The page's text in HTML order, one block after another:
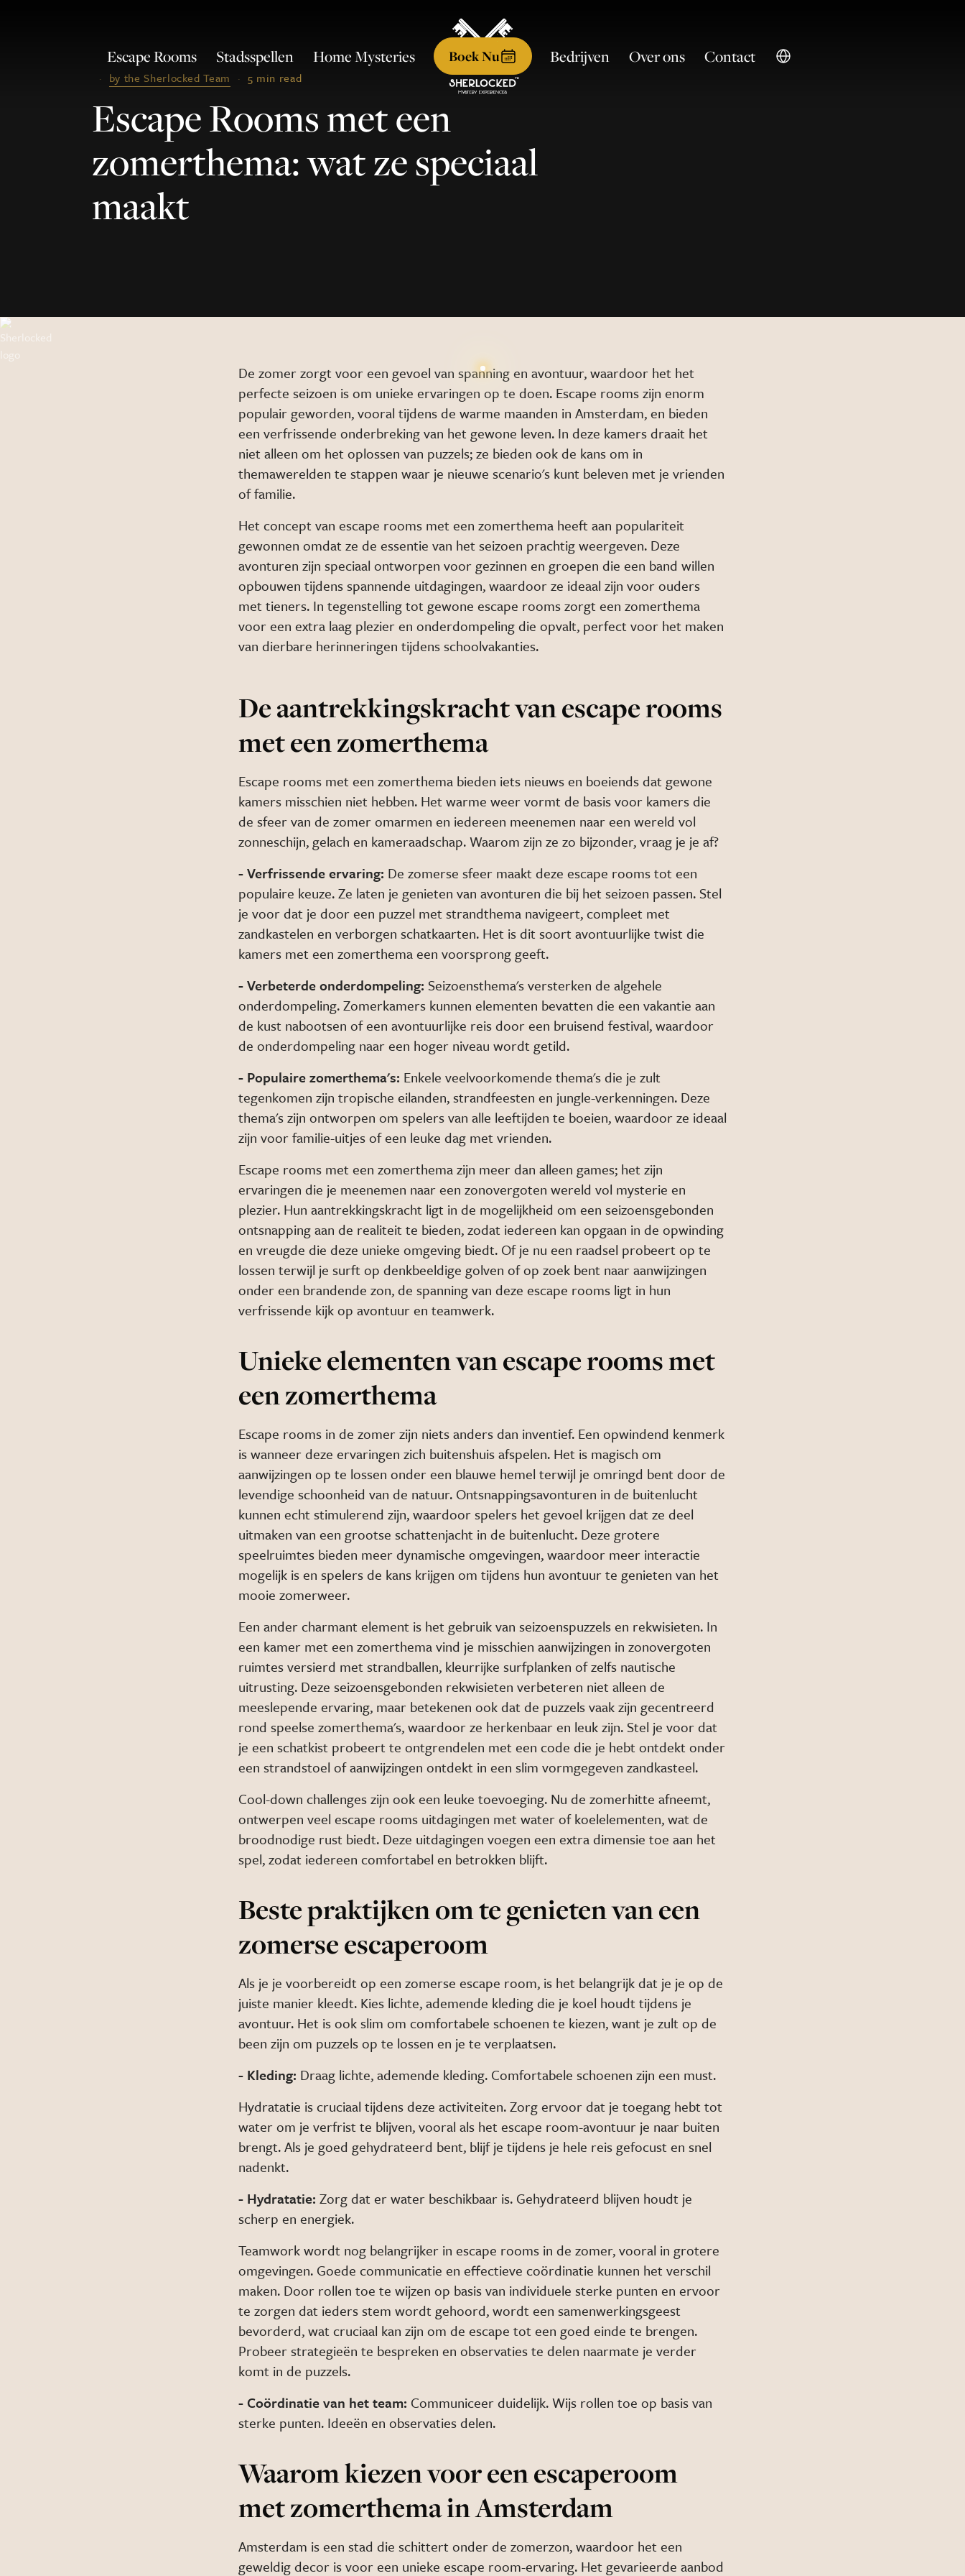
Escape Rooms Stadsspellen Home Mysteries Bedrijven Over ons Contact
Boek Nu
· by the Sherlocked Team · 5 min read
Escape Rooms met een
zomerthema: wat ze speciaal
maakt
De zomer zorgt voor een gevoel van spanning en avontuur, waardoor het het
perfecte seizoen is om unieke ervaringen op te doen. Escape rooms zijn enorm
populair geworden, vooral tijdens de warme maanden in Amsterdam, en bieden
een verfrissende onderbreking van het gewone leven. In deze kamers draait het
niet alleen om het oplossen van puzzels; ze bieden ook de kans om in
themawerelden te stappen waar je nieuwe scenario's kunt beleven met je vrienden
of familie.
Het concept van escape rooms met een zomerthema heeft aan populariteit
gewonnen omdat ze de essentie van het seizoen prachtig weergeven. Deze
avonturen zijn speciaal ontworpen voor gezinnen en groepen die een band willen
opbouwen tijdens spannende uitdagingen, waardoor ze ideaal zijn voor ouders
met tieners. In tegenstelling tot gewone escape rooms zorgt een zomerthema
voor een extra laag plezier en onderdompeling die opvalt, perfect voor het maken
van dierbare herinneringen tijdens schoolvakanties.
De aantrekkingskracht van escape rooms
met een zomerthema
Escape rooms met een zomerthema bieden iets nieuws en boeiends dat gewone
kamers misschien niet hebben. Het warme weer vormt de basis voor kamers die
de sfeer van de zomer omarmen en iedereen meenemen naar een wereld vol
zonneschijn, gelach en kameraadschap. Waarom zijn ze zo bijzonder, vraag je je af?
- Verfrissende ervaring: De zomerse sfeer maakt deze escape rooms tot een
populaire keuze. Ze laten je genieten van avonturen die bij het seizoen passen. Stel
je voor dat je door een puzzel met strandthema navigeert, compleet met
zandkastelen en verborgen schatkaarten. Het is dit soort avontuurlijke twist die
kamers met een zomerthema een voorsprong geeft.
- Verbeterde onderdompeling: Seizoensthema's versterken de algehele
onderdompeling. Zomerkamers kunnen elementen bevatten die een vakantie aan
de kust nabootsen of een avontuurlijke reis door een bruisend festival, waardoor
de onderdompeling naar een hoger niveau wordt getild.
- Populaire zomerthema's: Enkele veelvoorkomende thema's die je zult
tegenkomen zijn tropische eilanden, strandfeesten en jungle-verkenningen. Deze
thema's zijn ontworpen om spelers van alle leeftijden te boeien, waardoor ze ideaal
zijn voor familie-uitjes of een leuke dag met vrienden.
Escape rooms met een zomerthema zijn meer dan alleen games; het zijn
ervaringen die je meenemen naar een zonovergoten wereld vol mysterie en
plezier. Hun aantrekkingskracht ligt in de mogelijkheid om een seizoensgebonden
ontsnapping aan de realiteit te bieden, zodat iedereen kan opgaan in de opwinding
en vreugde die deze unieke omgeving biedt. Of je nu een raadsel probeert op te
lossen terwijl je surft op denkbeeldige golven of op zoek bent naar aanwijzingen
onder een brandende zon, de spanning van deze escape rooms ligt in hun
verfrissende kijk op avontuur en teamwerk.
Unieke elementen van escape rooms met
een zomerthema
Escape rooms in de zomer zijn niets anders dan inventief. Een opwindend kenmerk
is wanneer deze ervaringen zich buitenshuis afspelen. Het is magisch om
aanwijzingen op te lossen onder een blauwe hemel terwijl je omringd bent door de
levendige schoonheid van de natuur. Ontsnappingsavonturen in de buitenlucht
kunnen echt stimulerend zijn, waardoor spelers het gevoel krijgen dat ze deel
uitmaken van een grootse schattenjacht in de buitenlucht. Deze grotere
speelruimtes bieden meer dynamische omgevingen, waardoor meer interactie
mogelijk is en spelers de kans krijgen om tijdens hun avontuur te genieten van het
mooie zomerweer.
Een ander charmant element is het gebruik van seizoenspuzzels en rekwisieten. In
een kamer met een zomerthema vind je misschien aanwijzingen in zonovergoten
ruimtes versierd met strandballen, kleurrijke surfplanken of zelfs nautische
uitrusting. Deze seizoensgebonden rekwisieten verbeteren niet alleen de
meeslepende ervaring, maar betekenen ook dat de puzzels vaak zijn gecentreerd
rond speelse zomerthema's, waardoor ze herkenbaar en leuk zijn. Stel je voor dat
je een schatkist probeert te ontgrendelen met een code die je hebt ontdekt onder
een strandstoel of aanwijzingen ontdekt in een slim vormgegeven zandkasteel.
Cool-down challenges zijn ook een leuke toevoeging. Nu de zomerhitte afneemt,
ontwerpen veel escape rooms uitdagingen met water of koelelementen, wat de
broodnodige rust biedt. Deze uitdagingen voegen een extra dimensie toe aan het
spel, zodat iedereen comfortabel en betrokken blijft.
Beste praktijken om te genieten van een
zomerse escaperoom
Als je je voorbereidt op een zomerse escape room, is het belangrijk dat je je op de
juiste manier kleedt. Kies lichte, ademende kleding die je koel houdt tijdens je
avontuur. Het is ook slim om comfortabele schoenen te kiezen, want je zult op de
been zijn om puzzels op te lossen en je te verplaatsen.
- Kleding: Draag lichte, ademende kleding. Comfortabele schoenen zijn een must.
Hydratatie is cruciaal tijdens deze activiteiten. Zorg ervoor dat je toegang hebt tot
water om je verfrist te blijven, vooral als het escape room-avontuur je naar buiten
brengt. Als je goed gehydrateerd bent, blijf je tijdens je hele reis gefocust en snel
nadenkt.
- Hydratatie: Zorg dat er water beschikbaar is. Gehydrateerd blijven houdt je
scherp en energiek.
Teamwork wordt nog belangrijker in escape rooms in de zomer, vooral in grotere
omgevingen. Goede communicatie en effectieve coördinatie kunnen het verschil
maken. Door rollen toe te wijzen op basis van individuele sterke punten en ervoor
te zorgen dat ieders stem wordt gehoord, wordt een samenwerkingsgeest
bevorderd, wat cruciaal kan zijn om de escape tot een goed einde te brengen.
Probeer strategieën te bespreken en observaties te delen naarmate je verder
komt in de puzzels.
- Coördinatie van het team: Communiceer duidelijk. Wijs rollen toe op basis van
sterke punten. Ideeën en observaties delen.
Waarom kiezen voor een escaperoom
met zomerthema in Amsterdam
Amsterdam is een stad die schittert onder de zomerzon, waardoor het een
geweldig decor is voor een unieke escape room-ervaring. Het gevarieerde aanbod